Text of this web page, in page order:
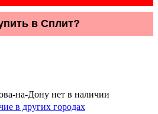
в Сплит?
на-Дону нет в наличии
в других городах